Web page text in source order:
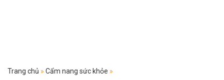
Trang chủ » Cẩm nang sức khỏe »